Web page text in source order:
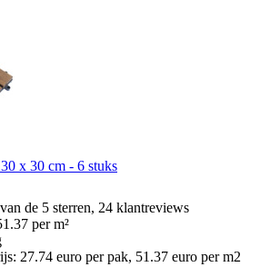
x 30 cm - 6 stuks
de 5 sterren, 24 klantreviews
per m²
27.74 euro per pak, 51.37 euro per m2